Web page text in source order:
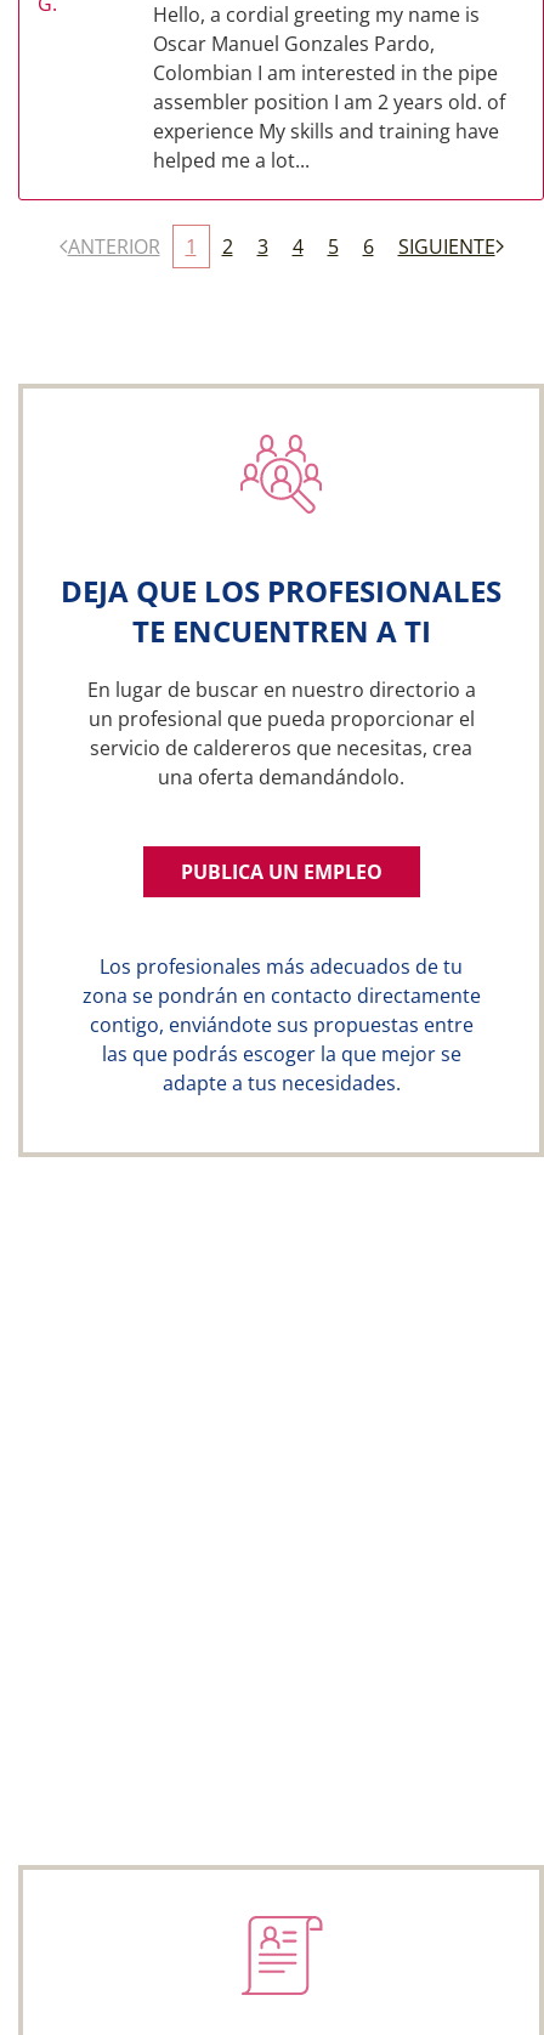
Hello, a cordial greeting my name is
Oscar Manuel Gonzales Pardo,
Colombian I am interested in the pipe
assembler position I am 2 years old. of
experience My skills and training have
helped me a lot...
ANTERIOR 1 2 3 4 5 6 SIGUIENTE
DEJA QUE LOS PROFESIONALES
TE ENCUENTREN A TI
En lugar de buscar en nuestro directorio a
un profesional que pueda proporcionar el
servicio de caldereros que necesitas, crea
una oferta demandándolo.
PUBLICA UN EMPLEO
Los profesionales más adecuados de tu
zona se pondrán en contacto directamente
contigo, enviándote sus propuestas entre
las que podrás escoger la que mejor se
adapte a tus necesidades.